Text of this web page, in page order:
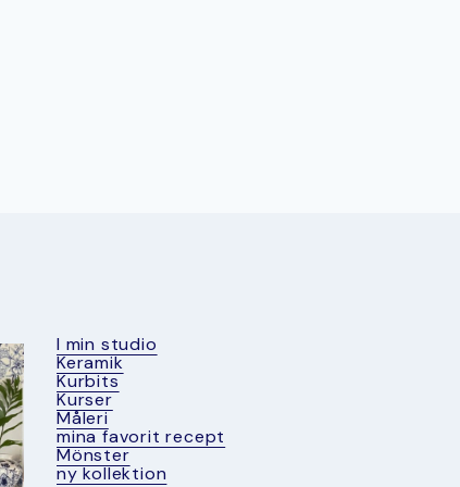
I min studio
Keramik
Kurbits
Kurser
Måleri
mina favorit recept
Mönster
ny kollektion